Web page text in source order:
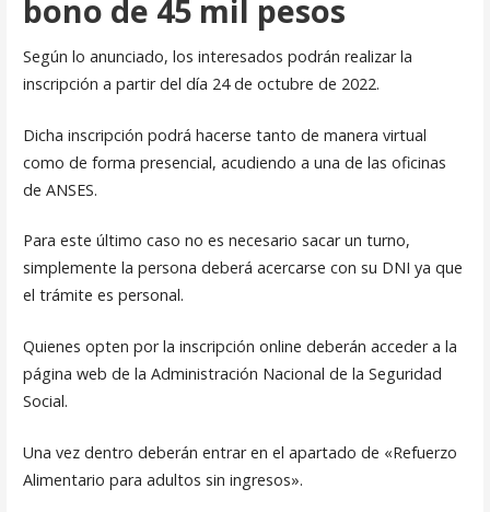
bono de 45 mil pesos
Según lo anunciado, los interesados podrán realizar la
inscripción a partir del día 24 de octubre de 2022.
Dicha inscripción podrá hacerse tanto de manera virtual
como de forma presencial, acudiendo a una de las oficinas
de ANSES.
Para este último caso no es necesario sacar un turno,
simplemente la persona deberá acercarse con su DNI ya que
el trámite es personal.
Quienes opten por la inscripción online deberán acceder a la
página web de la Administración Nacional de la Seguridad
Social.
Una vez dentro deberán entrar en el apartado de «Refuerzo
Alimentario para adultos sin ingresos».